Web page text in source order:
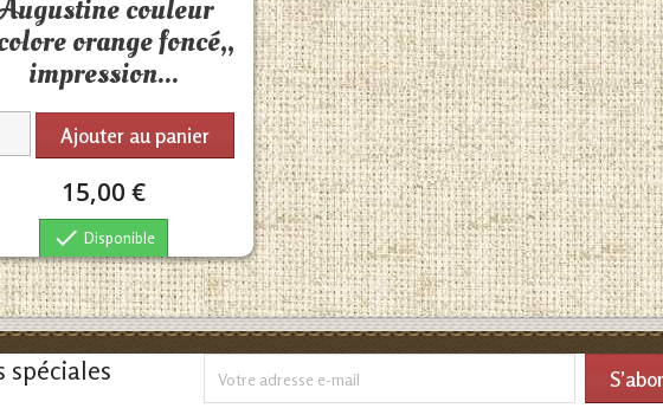
couleur
orange foncé,,
impression...
Ajouter au panier
15,00 €
 Disponible
spéciales